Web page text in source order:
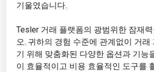
기울였습니다.
Tesler 거래 플랫폼의 광범위한 잠재
오. 귀하의 경험 수준에 관계없이 거래
기 위해 맞춤화된 다양한 옵션과 기능
이 효율적이고 비용 효율적인 도구를